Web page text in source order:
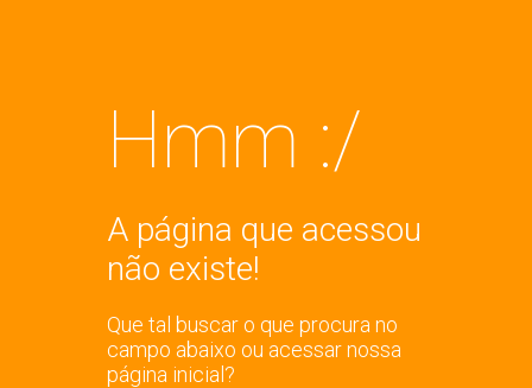
Hmm :/
A página que acessou
não existe!
Que tal buscar o que procura no
campo abaixo ou acessar nossa
página inicial?